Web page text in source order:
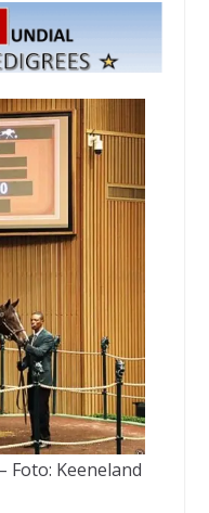
Foto: Keeneland